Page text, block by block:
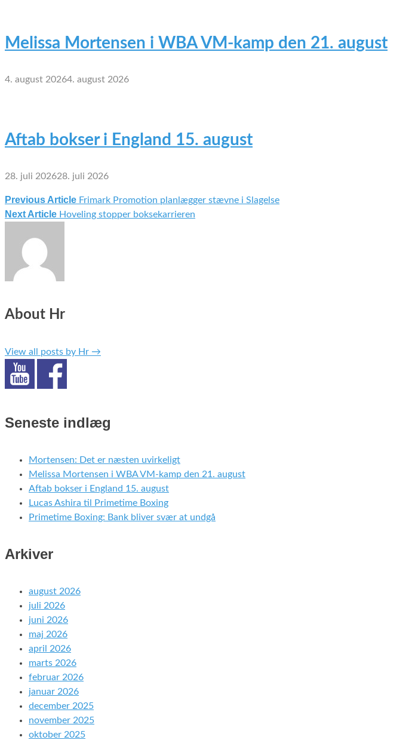
Melissa Mortensen i WBA VM-kamp den 21. august
4. august 20264. august 2026
Aftab bokser i England 15. august
28. juli 202628. juli 2026
Indlægsnavigation
Previous Article Frimark Promotion planlægger stævne i Slagelse
Next Article Hoveling stopper boksekarrieren
About Hr
View all posts by Hr →
Seneste indlæg
Mortensen: Det er næsten uvirkeligt
Melissa Mortensen i WBA VM-kamp den 21. august
Aftab bokser i England 15. august
Lucas Ashira til Primetime Boxing
Primetime Boxing: Bank bliver svær at undgå
Arkiver
august 2026
juli 2026
juni 2026
maj 2026
april 2026
marts 2026
februar 2026
januar 2026
december 2025
november 2025
oktober 2025